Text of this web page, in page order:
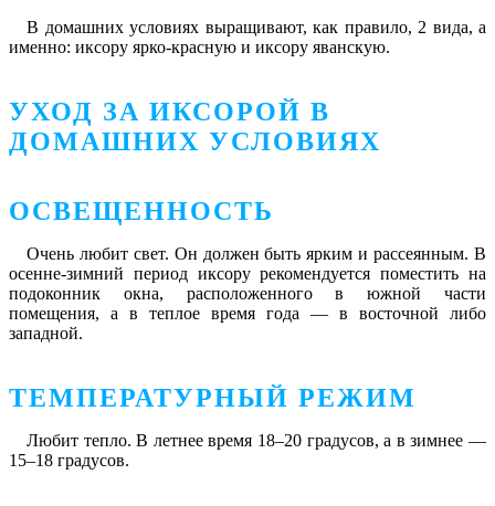
В домашних условиях выращивают, как правило, 2 вида, а
именно: иксору ярко-красную и иксору яванскую.
УХОД ЗА ИКСОРОЙ В
ДОМАШНИХ УСЛОВИЯХ
ОСВЕЩЕННОСТЬ
Очень любит свет. Он должен быть ярким и рассеянным. В
осенне-зимний период иксору рекомендуется поместить на
подоконник окна, расположенного в южной части
помещения, а в теплое время года ― в восточной либо
западной.
ТЕМПЕРАТУРНЫЙ РЕЖИМ
Любит тепло. В летнее время 18–20 градусов, а в зимнее ―
15–18 градусов.